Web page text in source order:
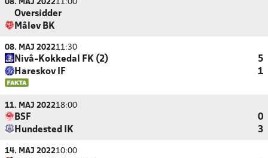
08. MAJ 202211:00
Oversidder
Måløv BK
08. MAJ 202211:30
Nivå-Kokkedal FK (2)
5
Hareskov IF
1
11. MAJ 202218:00
BSF
0
Hundested IK
3
14. MAJ 202210:00